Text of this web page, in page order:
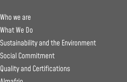
Who we are
What We Do
Sustainability and the Environment
Social Commitment
Quality and Certifications